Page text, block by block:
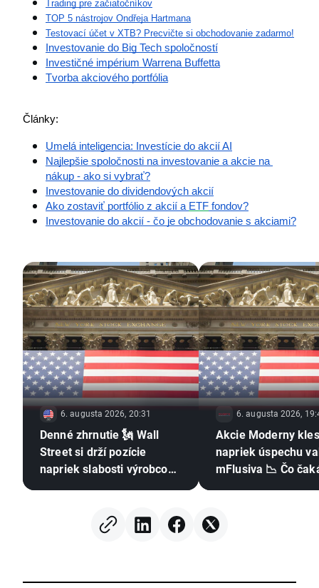
Trading pre začiatočníkov
TOP 5 nástrojov Ondřeja Hartmana
Testovací účet v XTB? Precvičte si obchodovanie zadarmo!
Investovanie do Big Tech spoločností
Investičné impérium Warrena Buffetta
Tvorba akciového portfólia
Články:
Umelá inteligencia: Investície do akcií AI
Najlepšie spoločnosti na investovanie a akcie na
nákup - ako si vybrať?
Investovanie do dividendových akcií
Ako zostaviť portfólio z akcií a ETF fondov?
Investovanie do akcií - čo je obchodovanie s akciami?
6. augusta 2026, 20:31
Denné zhrnutie 🗽 Wall
Street si drží pozície
napriek slabosti výrobcov
6. augusta 2026,
Akcie Moderny
napriek úspechu
mFlusiva 📉 Čo